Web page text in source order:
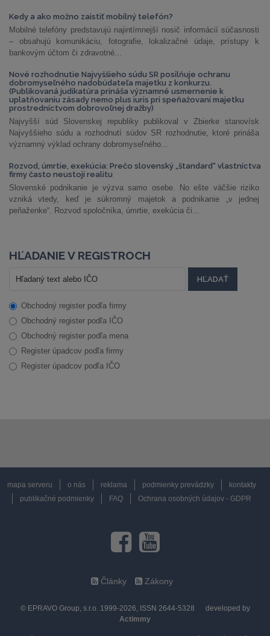
Kedy a ako možno zaistiť mobilný telefón?
Mobilné telefóny predstavujú najintímnejší nosič informácií súčasnosti
– obsahujú komunikáciu, fotografie, lokalizačné údaje, prístupy k
bankovým účtom či zdravotné...
Nové rozhodnutie Najvyššieho súdu SR posilňuje ochranu
dobromyseľného nadobúdateľa majetku z konkurzu.
(Publikovaná judikatúra prináša významné usmernenie k
uplatňovaniu zásady nemo plus iuris pri speňažovaní majetku
prostredníctvom dobrovoľnej dražby)
Najvyšší súd Slovenskej republiky publikoval v Zbierke stanovísk
Najvyššieho súdu a rozhodnutí súdov SR rozhodnutie, ktoré prináša
významný výklad ochrany dobromyseľného...
Rozvod, úmrtie, exekúcia: Prečo slovenský „štandard“ vlastníctva
firmy často neustojí realitu
Slovenské podnikanie je výzva samo osebe. No ešte väčšie riziko
vzniká vtedy, keď je súkromný majetok a podnikanie „v jednej
peňaženke“. Rozvod spoločníka, úmrtie, exekúcia či...
HĽADANIE V REGISTROCH
Obchodný register podľa firmy
Obchodný register podľa IČO
Obchodný register podľa mena
Register úpadcov podľa firmy
Register úpadcov podľa IČO
mapa serveru o nás reklama podmienky prevádzky
kontakty
publikačné podmienky
FAQ Ochrana osobných údajov - GDPR
Články Zákony
© EPRAVO Group, s.r.o. 1999-2026, ISSN 2644-5328
developed by
Actimmy